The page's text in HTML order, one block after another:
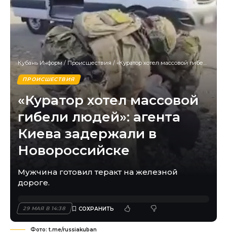
Кубань Информ/ Происшествия / «Куратор хотел массовой гибели людей»: агента Киева задержали в Новороссийске
ПРОИСШЕСТВИЯ
«Куратор хотел массовой
гибели людей»: агента
Киева задержали в
Новороссийске
Мужчина готовил теракт на железной
дороге.
29 МАЯ В 14:38
Фото: t.me/russiakuban